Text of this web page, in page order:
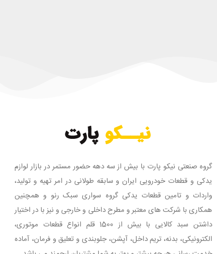
گروه صنعتی نیکو پارت با بیش از سه دهه حضور مستمر در بازار لوازم
یدکی و قطعات خودرویی ایران و سابقه طولانی در امر تهیه و تولید،
واردات و تامین قطعات یدکی گروه سواری سبک رنو و همچنین
همکاری با شرکت های معتبر و مطرح داخلی و خارجی و نیز با در اختیار
داشتن سبد کالایی با بیش از 1500 قلم انواع قطعات موتوری،
الکترونیکی، بدنه، تریم داخل، آپشن، جلوبندی و تعلیق و فرمان، آماده